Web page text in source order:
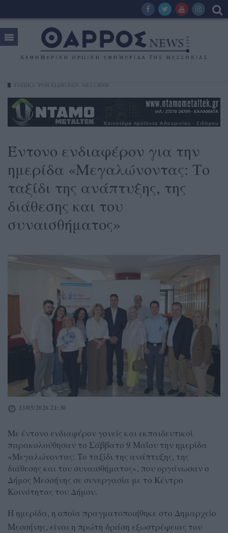
Έντονο ενδιαφέρον για την
ημερίδα «Μεγαλώνοντας: Το
ταξίδι της ανάπτυξης, της
διάθεσης και του
συναισθήματος»
13/05/2026 21:30
Με έντονο ενδιαφέρον γονείς και εκπαιδευτικοί
παρακολούθησαν το Σάββατο 9 Μαΐου την ημερίδα
«Μεγαλώνοντας: Το ταξίδι της ανάπτυξης, της
διάθεσης και του συναισθήματος», που οργάνωσαν ο
Δήμος Μεσσήνης σε συνεργασία με το Κέντρο
Κοινότητας του Δήμου.
Η ημερίδα, η οποία πραγματοποιήθηκε στο Δημαρχείο
Μεσσήνης, είναι η πρώτη δράση εξωστρέφειας του